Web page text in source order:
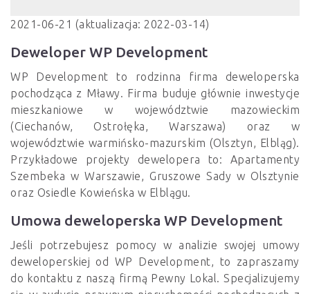
2021-06-21 (aktualizacja: 2022-03-14)
Deweloper WP Development
WP Development to rodzinna firma deweloperska
pochodząca z Mławy. Firma buduje głównie inwestycje
mieszkaniowe w województwie mazowieckim
(Ciechanów, Ostrołęka, Warszawa) oraz w
województwie warmińsko-mazurskim (Olsztyn, Elbląg).
Przykładowe projekty dewelopera to: Apartamenty
Szembeka w Warszawie, Gruszowe Sady w Olsztynie
oraz Osiedle Kowieńska w Elblągu.
Umowa deweloperska WP Development
Jeśli potrzebujesz pomocy w analizie swojej umowy
deweloperskiej od WP Development, to zapraszamy
do kontaktu z naszą firmą Pewny Lokal. Specjalizujemy